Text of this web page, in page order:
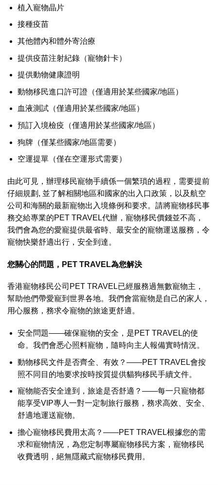
植入寵物晶片
接種疫苗
其他體內和體外寄治療
提供疫苗注射紀錄（寵物針卡）
提供動物健康證明
動物移民進口許可證（僅適用於某些國家/地區）
血液測試（僅適用於某些國家/地區）
預訂入境檢疫（僅適用於某些國家/地區）
狗牌（僅某些國家/地區需要）
空運提單（僅在空運形式需要）
由此可見，辦理移民寵物手續係一個繁瑣的過程，需要提前
仔細規劃, 並了解相關地區和國家的出入口政策，以及航空
公司和海關的最新寵物出入境條例和要求。請將寵物移民事
務交給專業的PET TRAVEL代辦，寵物移民價錢並不高，
我們會為您的愛寵提供最省時、最安全的寵物運送服務，令
寵物快樂舒適出行，安全到達。
您關心的問題， PET TRAVEL為您解決
香港寵物移民公司PET TRAVEL已經服務過無數寵物主，
幫助他們帶愛寵到世界各地。我們會當寵物是自己的家人，
用心服務，務求令寵物的旅途更舒適。
安全問題——確保寵物的安全，是PET TRAVEL的使
命。我們會悉心照料寵物，隨時向主人報備實時情況。
動物移民文件是否齊全、有效？——PET TRAVEL會按
照不同目的地要求按時按質提供貓狗移民手續文件。
寵物能否安全達到，旅途是否舒適？——每一只寵物都
能享受VIP專人一對一定制旅行服務，務求高效、安全、
舒適地運送寵物。
擔心寵物移民費用太高？——PET TRAVEL根據您的需
求和寵物情況，為您定制專屬寵物移民方案，寵物移民
收費透明，絕無隱藏式寵物移民費用。